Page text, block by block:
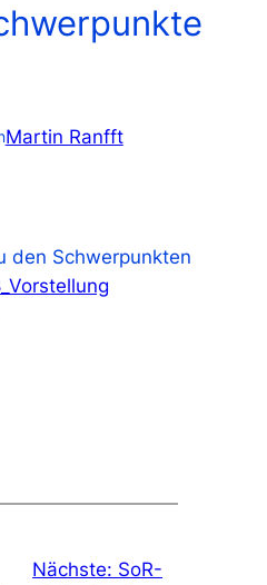
Martin Ranfft
den Schwerpunkten
Nächste: SoR-